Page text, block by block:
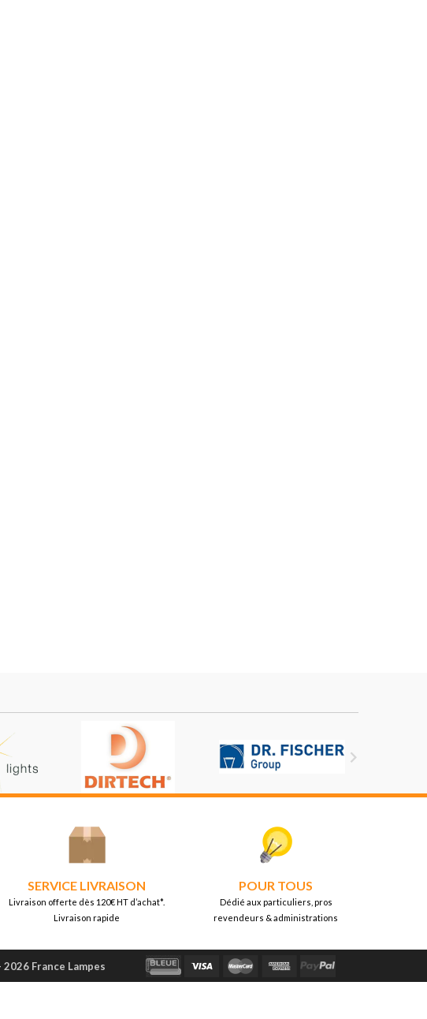

SERVICE LIVRAISON
Livraison offerte dès 120€ HT d’achat*.
Livraison rapide
POUR TOUS
Dédié aux particuliers, pros
revendeurs & administrations
France Lampes